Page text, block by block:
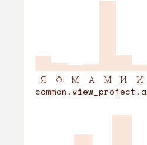
Я Ф М А М И И